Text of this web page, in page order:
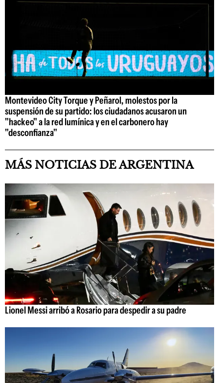
Montevideo City Torque y Peñarol, molestos por la
suspensión de su partido: los ciudadanos acusaron un
"hackeo" a la red lumínica y en el carbonero hay
"desconfianza"
MÁS NOTICIAS DE ARGENTINA
Lionel Messi arribó a Rosario para despedir a su padre